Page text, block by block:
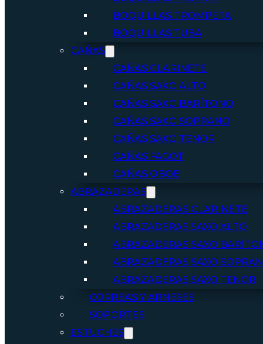
BOQUILLAS TROMPETA
BOQUILLAS TUBA
CAÑAS
CAÑAS CLARINETE
CAÑAS SAXO ALTO
CAÑAS SAXO BARÍTONO
CAÑAS SAXO SOPRANO
CAÑAS SAXO TENOR
CAÑAS FAGOT
CAÑAS OBOE
ABRAZADERAS
ABRAZADERAS CLARINETE
ABRAZADERAS SAXO ALTO
ABRAZADERAS SAXO
ABRAZADERAS SAXO
ABRAZADERAS SAXO TENOR
CORREAS Y ARNESES
SOPORTES
ESTUCHES